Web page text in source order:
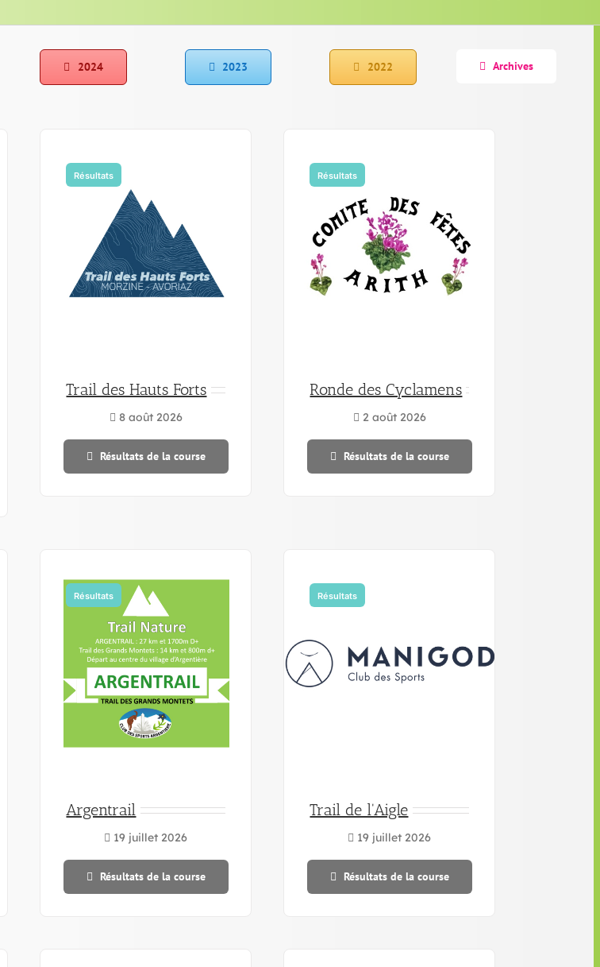
2024 2023 2022 Archives
Résultats
Trail des Hauts Forts
8 août 2026
Résultats de la course
Résultats
Ronde des Cyclamens
2 août 2026
Résultats de la course
Résultats
Argentrail
19 juillet 2026
Résultats de la course
Résultats
Trail de l'Aigle
19 juillet 2026
Résultats de la course